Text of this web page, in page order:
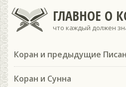
ГЛАВНОЕ О
что каждый должен
Коран и предыдущие
Коран и Сунна